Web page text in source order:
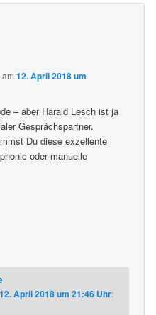
am12. April 2018 um
– aber Harald Lesch ist ja
Gesprächspartner.
Du diese exzellente
oder manuelle
12. April 2018 um 21:46 Uhr: